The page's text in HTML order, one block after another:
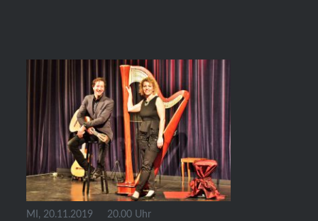
MI, 20.11.2019 20.00 Uhr